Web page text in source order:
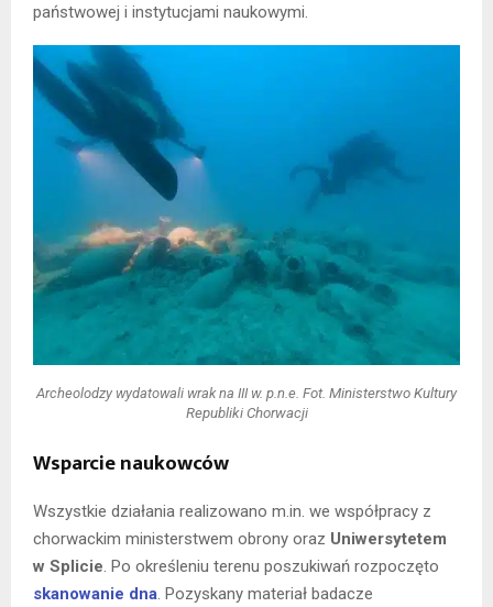
państwowej i instytucjami naukowymi.
Archeolodzy wydatowali wrak na III w. p.n.e. Fot. Ministerstwo Kultury
Republiki Chorwacji
Wsparcie naukowców
Wszystkie działania realizowano m.in. we współpracy z
chorwackim ministerstwem obrony oraz Uniwersytetem
w Splicie. Po określeniu terenu poszukiwań rozpoczęto
skanowanie dna. Pozyskany materiał badacze